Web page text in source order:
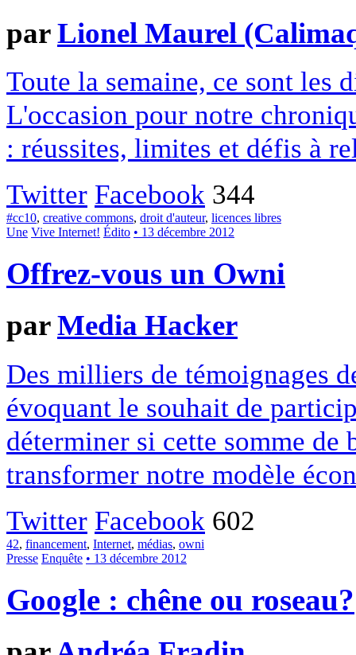
parLionel Maurel
Toute la semaine, ce sont les
L'occasion pour notre
: réussites, limites et défis à
Twitter Facebook 344
#cc10, creative commons, droit d'auteur, licences libres
Une Vive Internet! Édito • 13 décembre 2012
Offrez-vous un Owni
parMedia Hacker
Des milliers de témoignages
évoquant le souhait de
déterminer si cette somme
transformer notre modèle
Twitter Facebook 602
42, financement, Internet, médias, owni
Presse Enquête • 13 décembre 2012
Google : chêne ou roseau?